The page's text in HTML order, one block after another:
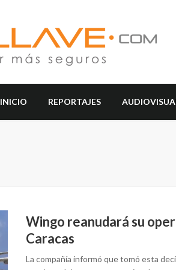
INICIO REPORTAJES
Wingo reanudará su
Caracas
La compañía informó que tomó esta